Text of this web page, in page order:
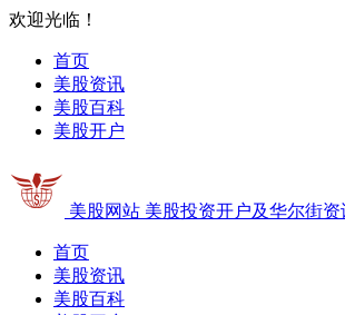
欢迎光临！
首页
美股资讯
美股百科
美股开户
美股网站 美股投资开户及华尔街资
首页
美股资讯
美股百科